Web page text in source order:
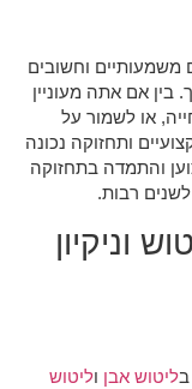
משמעותיים וחשובים
אם אתה מעוניין
או לשמור על
ותחזוקה נכונה
והתמדה בתחזוקה
רבות.
וניקיון
ליטוש אבן וליטוש